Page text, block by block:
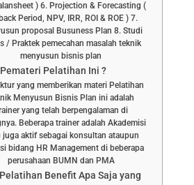
) 6. Projection & Forecasting (
Period, NPV, IRR, ROI & ROE ) 7.
proposal Busuness Plan 8. Studi
/ Praktek pemecahan masalah teknik
menyusun bisnis plan
Pelatihan Ini ?
yang memberikan materi Pelatihan
Menyusun Bisnis Plan ini adalah
yang telah berpengalaman di
Beberapa trainer adalah Akademisi
juga aktif sebagai konsultan ataupun
bidang HR Management di beberapa
perusahaan BUMN dan PMA
Benefit Apa Saja yang